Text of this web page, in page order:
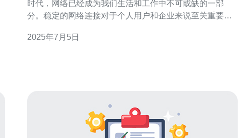
时代，网络已经成为我们生活和工作中不可或缺的一部
分。稳定的网络连接对于个人用户和企业来说至关重要。
络连接都是保障顺畅进行的关键。 稳定机美国高防服务器
2025年7月5日